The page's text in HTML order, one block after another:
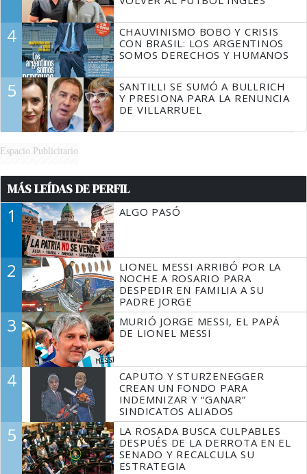
4
CHAUVINISMO BOBO Y CRISIS
CON BRASIL: LOS ARGENTINOS
SOMOS DERECHOS Y HUMANOS
5
SANTILLI SE SUMÓ A BULLRICH
Y PRESIONA PARA LA RENUNCIA
DE VILLARRUEL
Espacio Publicitario
MÁS LEÍDAS DE PERFIL
1 ALGO PASÓ
2
LIONEL MESSI ARRIBÓ POR LA
NOCHE A ROSARIO PARA
DESPEDIR EN FAMILIA A SU
PADRE JORGE
3
MURIÓ JORGE MESSI, EL PAPÁ
DE LIONEL MESSI
4
CAPUTO Y STURZENEGGER
CREAN UN FONDO PARA
INDEMNIZAR Y “GANAR”
SINDICATOS ALIADOS
5
LA ROSADA BUSCA CULPABLES
DESPUÉS DE LA DERROTA EN EL
SENADO Y RECALCULA SU
ESTRATEGIA